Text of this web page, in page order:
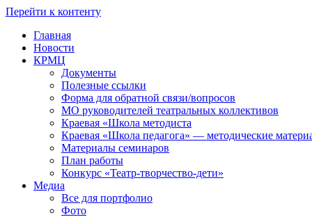
Перейти к контенту
Главная
Новости
КРМЦ
Документы
Полезные ссылки
Форма для обратной связи/вопросов
МО руководителей театральных коллективов
Краевая «Школа методиста
Краевая «Школа педагога» — методические
Материалы семинаров
План работы
Конкурс «Театр-творчество-дети»
Медиа
Все для портфолио
Фото